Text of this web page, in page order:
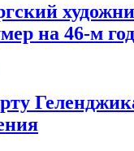
на 46-м